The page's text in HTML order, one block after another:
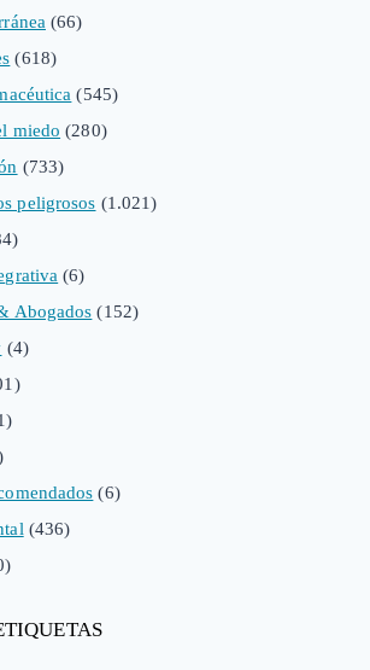
(66)
(618)
(545)
miedo (280)
(733)
peligrosos (1.021)
(6)
Abogados (152)
(4)
(6)
(436)